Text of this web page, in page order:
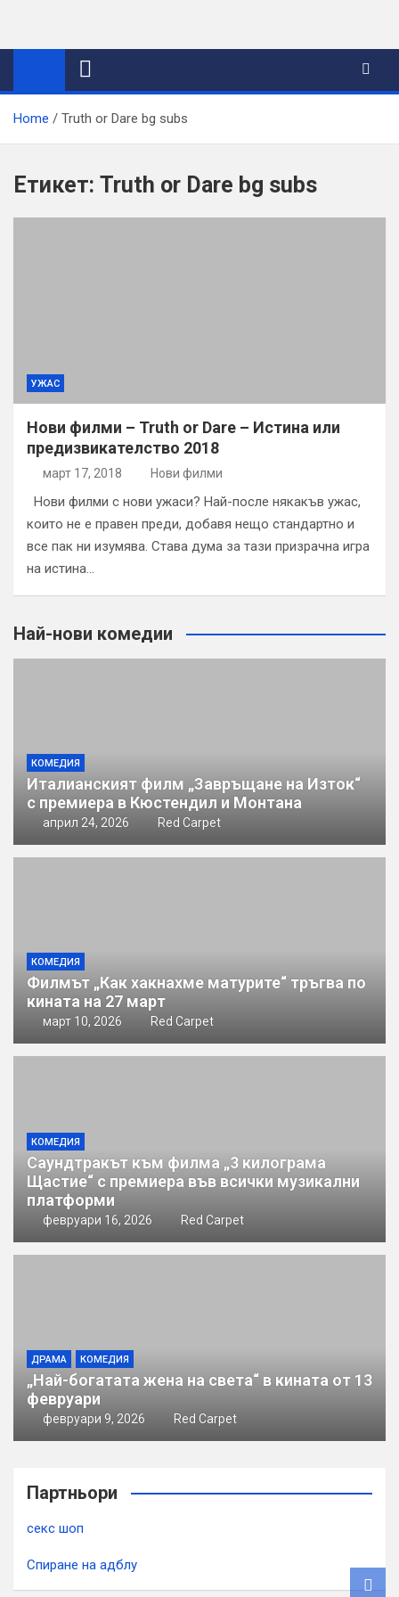
content
Home Truth or Dare bg subs
Етикет: Truth or Dare bg subs
УЖАС
Нови филми – Truth or Dare – Истина или
предизвикателство 2018
март 17, 2018 Нови филми
Нови филми с нови ужаси? Най-после някакъв ужас,
които не е правен преди, добавя нещо стандартно и
все пак ни изумява. Става дума за тази призрачна игра
на истина…
Най-нови комедии
КОМЕДИЯ
Италианският филм „Завръщане на Изток“
с премиера в Кюстендил и Монтана
април 24, 2026 Red Carpet
КОМЕДИЯ
Филмът „Как хакнахме матурите“ тръгва по
кината на 27 март
март 10, 2026 Red Carpet
КОМЕДИЯ
Саундтракът към филма „3 килограма
Щастие“ с премиера във всички музикални
платформи
февруари 16, 2026 Red Carpet
ДРАМА КОМЕДИЯ
„Най-богатата жена на света“ в кината от 13
февруари
февруари 9, 2026 Red Carpet
Партньори
секс шоп
Спиране на адблу